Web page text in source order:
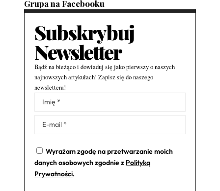
Grupa na Facebooku
Subskrybuj
Newsletter
Bądź na bieżąco i dowiaduj się jako pierwszy o naszych
najnowszych artykułach! Zapisz się do naszego
newslettera!
Wyrażam zgodę na przetwarzanie moich
danych osobowych zgodnie z Polityką
Prywatności.
Alternative: